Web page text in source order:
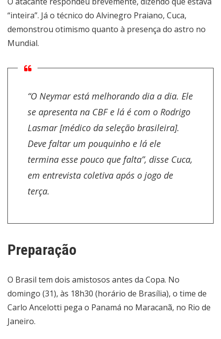
“inteira”. Já o técnico do Alvinegro Praiano, Cuca,
demonstrou otimismo quanto à presença do astro no
Mundial.
“O Neymar está melhorando dia a dia. Ele
se apresenta na CBF e lá é com o Rodrigo
Lasmar [médico da seleção brasileira].
Deve faltar um pouquinho e lá ele
termina esse pouco que falta”, disse Cuca,
em entrevista coletiva após o jogo de
terça.
Preparação
O Brasil tem dois amistosos antes da Copa. No
domingo (31), às 18h30 (horário de Brasília), o time de
Carlo Ancelotti pega o Panamá no Maracanã, no Rio de
Janeiro.